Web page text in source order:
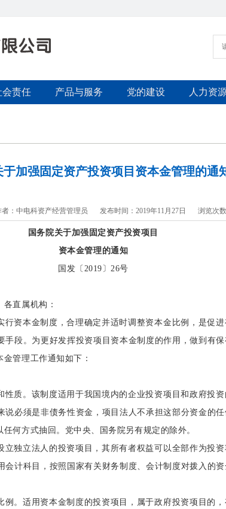
会责任 产品与服务 党的建设 人力资
于加强固定资产投资项目资本金管理的通
者：中电科资产经营管理员 发布时间：2019年11月27日 浏览次数
国务院关于加强固定资产投资项目
资本金管理的通知
国发〔 2019〕26号
直属机构：
资本金制度，合理确定并适时调整资本金比例，是促
段。为更好发挥投资项目资本金制度的作用，做到有
管理工作通知如下：
性质。该制度适用于我国境内的企业投资项目和政府投
说必须是非债务性资金，项目法人不承担这部分资金的
何方式抽回。党中央、国务院另有规定的除外。
立独立法人的投资项目，其所有者权益可以全部作为投
计科目，按照国家有关财务制度、会计制度对拨入的
例。适用资本金制度的投资项目，属于政府投资项目的